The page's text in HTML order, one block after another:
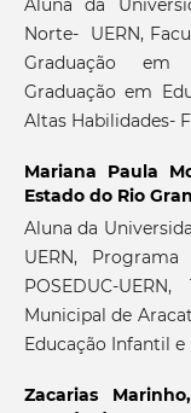
Aluna da
Norte- UERN,
Graduação em
Graduação em
Altas Habilidades-
Mariana Paula
Estado do Rio
Aluna da
UERN,
POSEDUC-
Municipal de
Educação Infantil
Zacarias